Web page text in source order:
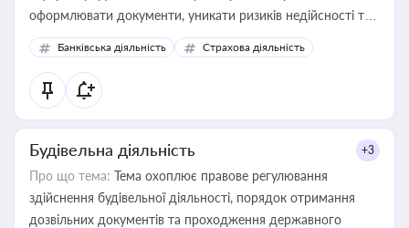
оформлювати документи, уникати ризиків недійсності та
забезпечувати їх належне прийняття органами влади та
контрагентами
Банківська діяльність Страхова діяльність
Будівельна діяльність +3
Про що тема: Тема охоплює правове регулювання
здійснення будівельної діяльності, порядок отримання
дозвільних документів та проходження державного